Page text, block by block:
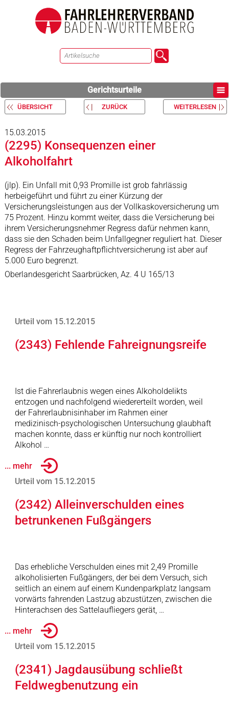
Gerichtsurteile
ÜBERSICHT ZURÜCK WEITERLESEN
15.03.2015
(2295) Konsequenzen einer
Alkoholfahrt
(jlp). Ein Unfall mit 0,93 Promille ist grob fahrlässig
herbeigeführt und führt zu einer Kürzung der
Versicherungsleistungen aus der Vollkaskoversicherung um
75 Prozent. Hinzu kommt weiter, dass die Versicherung bei
ihrem Versicherungsnehmer Regress dafür nehmen kann,
dass sie den Schaden beim Unfallgegner reguliert hat. Dieser
Regress der Fahrzeughaftpflichtversicherung ist aber auf
5.000 Euro begrenzt.
Oberlandesgericht Saarbrücken, Az. 4 U 165/13
Urteil vom 15.12.2015
(2343) Fehlende Fahreignungsreife
Ist die Fahrerlaubnis wegen eines Alkoholdelikts
entzogen und nachfolgend wiedererteilt worden, weil
der Fahrerlaubnisinhaber im Rahmen einer
medizinisch-psychologischen Untersuchung glaubhaft
machen konnte, dass er künftig nur noch kontrolliert
Alkohol …
... mehr
Urteil vom 15.12.2015
(2342) Alleinverschulden eines
betrunkenen Fußgängers
Das erhebliche Verschulden eines mit 2,49 Promille
alkoholisierten Fußgängers, der bei dem Versuch, sich
seitlich an einem auf einem Kundenparkplatz langsam
vorwärts fahrenden Lastzug abzustützen, zwischen die
Hinterachsen des Sattelaufliegers gerät, …
... mehr
Urteil vom 15.12.2015
(2341) Jagdausübung schließt
Feldwegbenutzung ein